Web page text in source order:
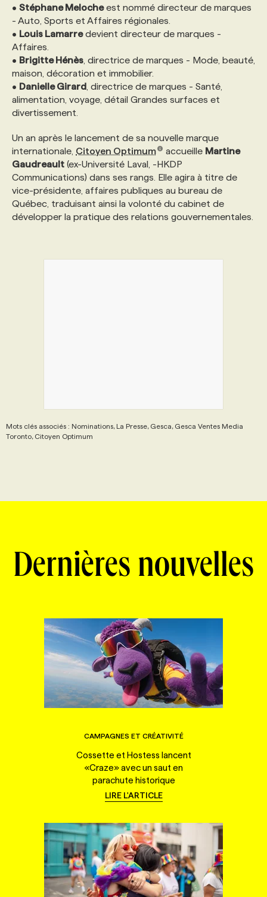
• Stéphane Melocheest nommé directeur de marques
- Auto, Sports et Affaires régionales.
• Louis Lamarredevient directeur de marques -
Affaires.
• Brigitte Hénès , directrice de marques - Mode, beauté,
maison, décoration et immobilier.
• Danielle Girard , directrice de marques - Santé,
alimentation, voyage, détail Grandes surfaces et
divertissement.
Un an après le lancement de sa nouvelle marque
internationale, Citoyen Optimum accueille Martine
Gaudreault (ex-Université Laval, -HKDP
Communications) dans ses rangs. Elle agira à titre de
vice-présidente, affaires publiques au bureau de
Québec, traduisant ainsi la volonté du cabinet de
développer la pratique des relations gouvernementales.
Mots clés associés : Nominations, La Presse, Gesca, Gesca Ventes Media
Toronto, Citoyen Optimum
Dernières nouvelles
CAMPAGNES ET CRÉATIVITÉ
Cossette et Hostess lancent
«Craze» avec un saut en
parachute historique
LIRE L'ARTICLE